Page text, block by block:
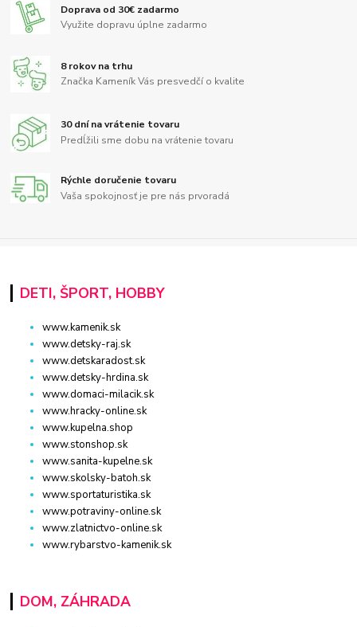
Doprava od 30€ zadarmo
Využite dopravu úplne zadarmo
8 rokov na trhu
Značka Kameník Vás presvedčí o kvalite
30 dní na vrátenie tovaru
Predĺžili sme dobu na vrátenie tovaru
Rýchle doručenie tovaru
Vaša spokojnosť je pre nás prvoradá
DETI, ŠPORT, HOBBY
www.kamenik.sk
www.detsky-raj.sk
www.detskaradost.sk
www.detsky-hrdina.sk
www.domaci-milacik.sk
www.hracky-online.sk
www.kupelna.shop
www.stonshop.sk
www.sanita-kupelne.sk
www.skolsky-batoh.sk
www.sportaturistika.sk
www.potraviny-online.sk
www.zlatnictvo-online.sk
www.rybarstvo-kamenik.sk
DOM, ZÁHRADA